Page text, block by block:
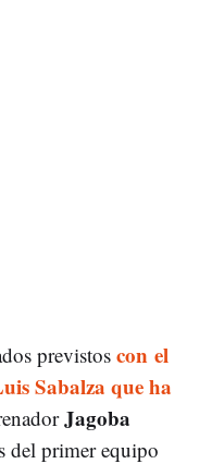
previstos con el
Sabalza que ha
Jagoba
del primer equipo